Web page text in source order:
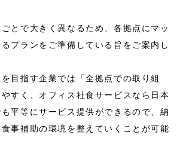
とで大きく異なるため、各拠点にマッ
プランをご準備している旨をご案内し
目指す企業では「全拠点での取り組
すく、オフィス社食サービスなら日本
平等にサービス提供ができるので、納
事補助の環境を整えていくことが可能